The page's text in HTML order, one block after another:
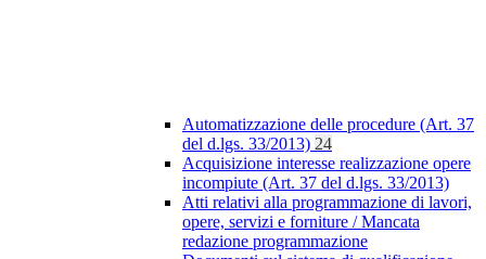
Automatizzazione delle procedure (Art. 37
del d.lgs. 33/2013) 24
Acquisizione interesse realizzazione opere
incompiute (Art. 37 del d.lgs. 33/2013)
Atti relativi alla programmazione di lavori,
opere, servizi e forniture / Mancata
redazione programmazione